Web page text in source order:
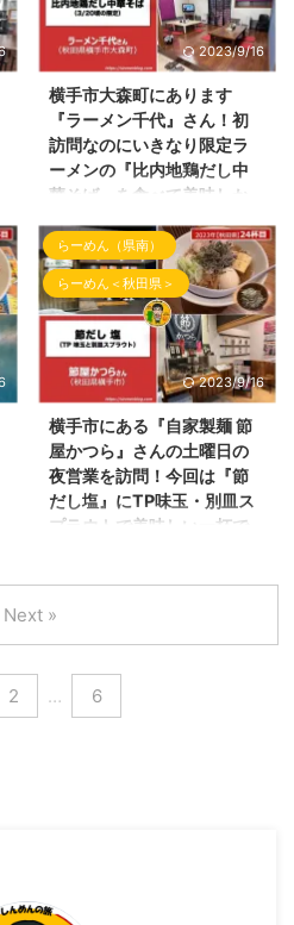
ダイニングのお店のご紹介となり
ます。 ここのお店は、十文字飲
食街の中にあるお店です！（国道
側の方のお店です） 晴レル夜さ
んの外観 お店の名前は、晴レル
夜（ハレルヤ）さんです！ 晴レ
ル夜さんの看板が立体的でとても
良い感じです！ 本日はこのお店
晴レル夜さんは、国道13号線沿
いにある『十文字飲飲食店街』の
中にあります。 向かい側には、
道の駅十文字があるので、と ...
2023/9/16
横手市大森町にあります
『ラーメン千代』さん！初
訪問なのにいきなり限定ラ
ーメンの『比内地鶏だし中
華そば』を食べて美味しか
こんばんわ！しんめんのブログ📝
のお時間となりました。 最近、
ブログの掲載が停滞しており、
申し訳ございませんが少しずつ少
しずつ掲載をしてまいりますm(_
_)m 今回の投稿は、先週、これま
た！初訪問のラーメン店さんをご
紹介致します！ オープン時の
Instagramの投稿（＠
noodle.chiyo さん）にて、ちょ
ー有名人の花輪で注目を浴びまし
た！ 元横綱白鵬さん や 料理
びっくりしました！ ラーメン千
らーめん（県南）
らーめん＜秋田県＞
2023/9/16
横手市にある『自家製麺 節
屋かつら』さんの土曜日の
夜営業を訪問！今回は『節
だし塩』にTP味玉・別皿ス
プラウトで美味しい一杯で
食事多かったので少しは健康に気
をつかい 横手市にあります「健
康を考えるラーメン」を提供して
もらえる 『自家製麺 節屋かつ
車場 自家製麺 節屋かつらさんが
2 … 6
Next »